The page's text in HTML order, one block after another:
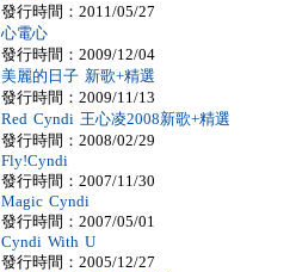
發行時間：2011/05/27
心電心
發行時間：2009/12/04
美麗的日子 新歌+精選
發行時間：2009/11/13
Red Cyndi 王心凌2008新歌+精選
發行時間：2008/02/29
Fly!Cyndi
發行時間：2007/11/30
Magic Cyndi
發行時間：2007/05/01
Cyndi With U
發行時間：2005/12/27